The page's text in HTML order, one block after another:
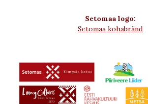
Setomaa logo:
Setomaa kohabränd